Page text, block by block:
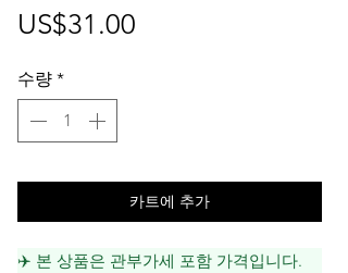
US$31.00
수량 *
카트에 추가
✈️ 본 상품은 관부가세 포함 가격입니다.